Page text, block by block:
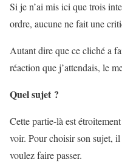
Si je n’ai mis ici que trois
ordre, aucune ne fait une
Autant dire que ce cliché a
réaction que j’attendais, le
Quel sujet ?
Cette partie-là est
voir. Pour choisir son sujet,
voulez faire passer.